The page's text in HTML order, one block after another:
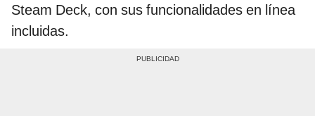
Steam Deck, con sus funcionalidades en línea
incluidas.